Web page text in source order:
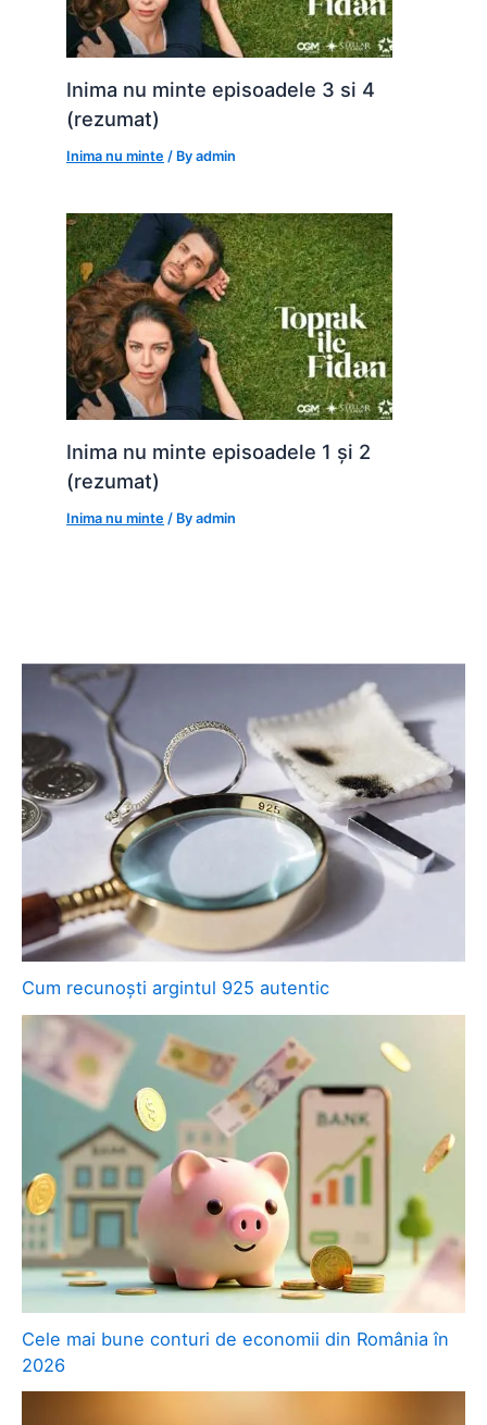
Inima nu minte episoadele 3 si 4
(rezumat)
Inima nu minte / Byadmin
Inima nu minte episoadele 1 și 2
(rezumat)
Inima nu minte / Byadmin
Cum recunoști argintul 925 autentic
Cele mai bune conturi de economii din România în
2026